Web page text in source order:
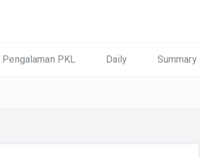
Pengalaman PKL Daily Summary